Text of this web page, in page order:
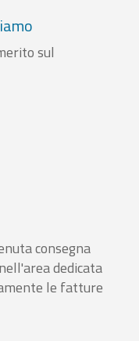
sul
consegna
dedicata
le fatture